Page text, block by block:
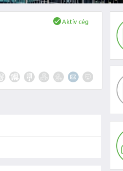
kérjük jelentkezzen be, vagy
Aktív cég